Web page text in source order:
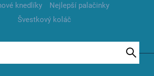
knedlíky
Nejlepší palačinky
Švestkový koláč